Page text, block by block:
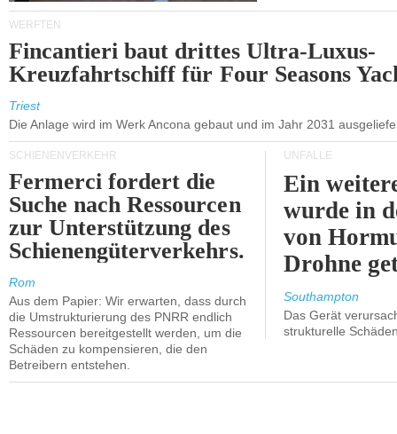
WERFTEN
Fincantieri baut drittes Ultra-Luxus-
Kreuzfahrtschiff für Four Seasons
Triest
Die Anlage wird im Werk Ancona gebaut und im Jahr 2031
SCHIENENVERKEHR
Fermerci fordert die
Suche nach Ressourcen
zur Unterstützung des
Schienengüterverkehrs.
Rom
Aus dem Papier: Wir erwarten, dass durch
die Umstrukturierung des PNRR endlich
Ressourcen bereitgestellt werden, um die
Schäden zu kompensieren, die den
Betreibern entstehen.
UNFÄLLE
Ein
wurde in
von
Drohne
Southampton
Das Gerät
strukturelle